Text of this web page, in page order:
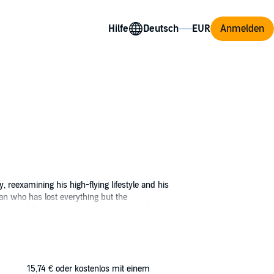
Hilfe Anmelden
reexamining his high-flying lifestyle and his
who has lost everything but the
stand there, but winter is coming, and
the world catches up with them. Can
15,74 € oder kostenlos mit einem